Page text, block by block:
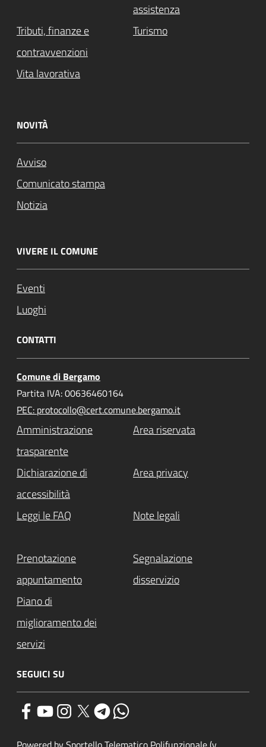
assistenza
Tributi, finanze e
contravvenzioni
Turismo
Vita lavorativa
NOVITÀ
Avviso
Comunicato stampa
Notizia
VIVERE IL COMUNE
Eventi
Luoghi
CONTATTI
Comune di Bergamo
Partita IVA: 00636460164
PEC: protocollo@cert.comune.bergamo.it
Amministrazione
trasparente
Area riservata
Dichiarazione di
accessibilità
Area privacy
Leggi le FAQ Note legali
Prenotazione
appuntamento
Segnalazione
disservizio
Piano di
miglioramento dei
servizi
SEGUICI SU